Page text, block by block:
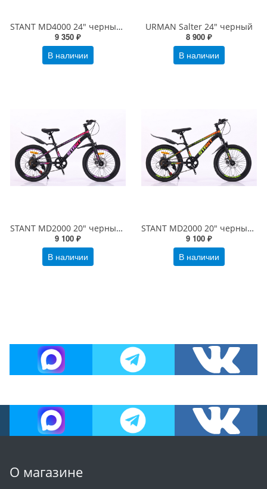
STANT MD4000 24" черный/серый
9 350 ₽
В наличии
URMAN Salter 24" черный
8 900 ₽
В наличии
STANT MD2000 20" черный/розовый
9 100 ₽
В наличии
STANT MD2000 20" черный/зеленый
9 100 ₽
В наличии
О магазине